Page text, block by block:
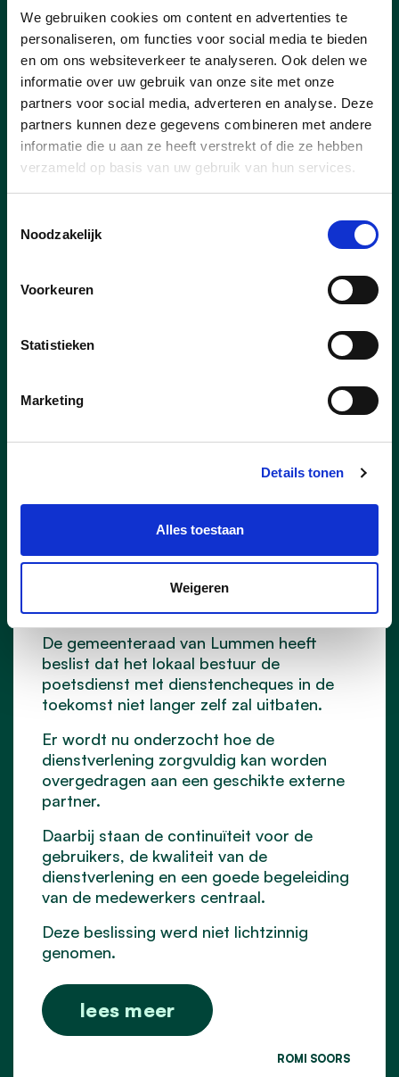
We gebruiken cookies om content en advertenties te
personaliseren, om functies voor social media te bieden
en om ons websiteverkeer te analyseren. Ook delen we
informatie over uw gebruik van onze site met onze
partners voor social media, adverteren en analyse. Deze
partners kunnen deze gegevens combineren met andere
informatie die u aan ze heeft verstrekt of die ze hebben
verzameld op basis van uw gebruik van hun services.
Noodzakelijk
Voorkeuren
Statistieken
Marketing
Details tonen
Alles toestaan
Weigeren
Zomerkriebels mochten we opnieuw heel
wat mooie momenten beleven.
lees meer
VEERLE BECKERS
Gemeenteraad beslist over
toekomst van de
poetsdienst met
dienstencheques
De gemeenteraad van Lummen heeft
beslist dat het lokaal bestuur de
poetsdienst met dienstencheques in de
toekomst niet langer zelf zal uitbaten.
Er wordt nu onderzocht hoe de
dienstverlening zorgvuldig kan worden
overgedragen aan een geschikte externe
partner.
Daarbij staan de continuïteit voor de
gebruikers, de kwaliteit van de
dienstverlening en een goede begeleiding
van de medewerkers centraal.
Deze beslissing werd niet lichtzinnig
genomen.
lees meer
ROMI SOORS